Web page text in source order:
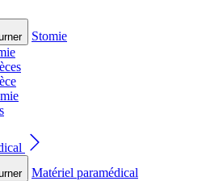
Stomie
Matériel paramédical